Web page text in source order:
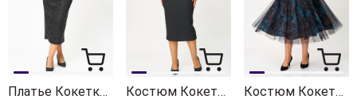
Платье Кокетка и К 1323 черный Костюм Кокетка и К 1513 Костюм Кокетка и К 1503